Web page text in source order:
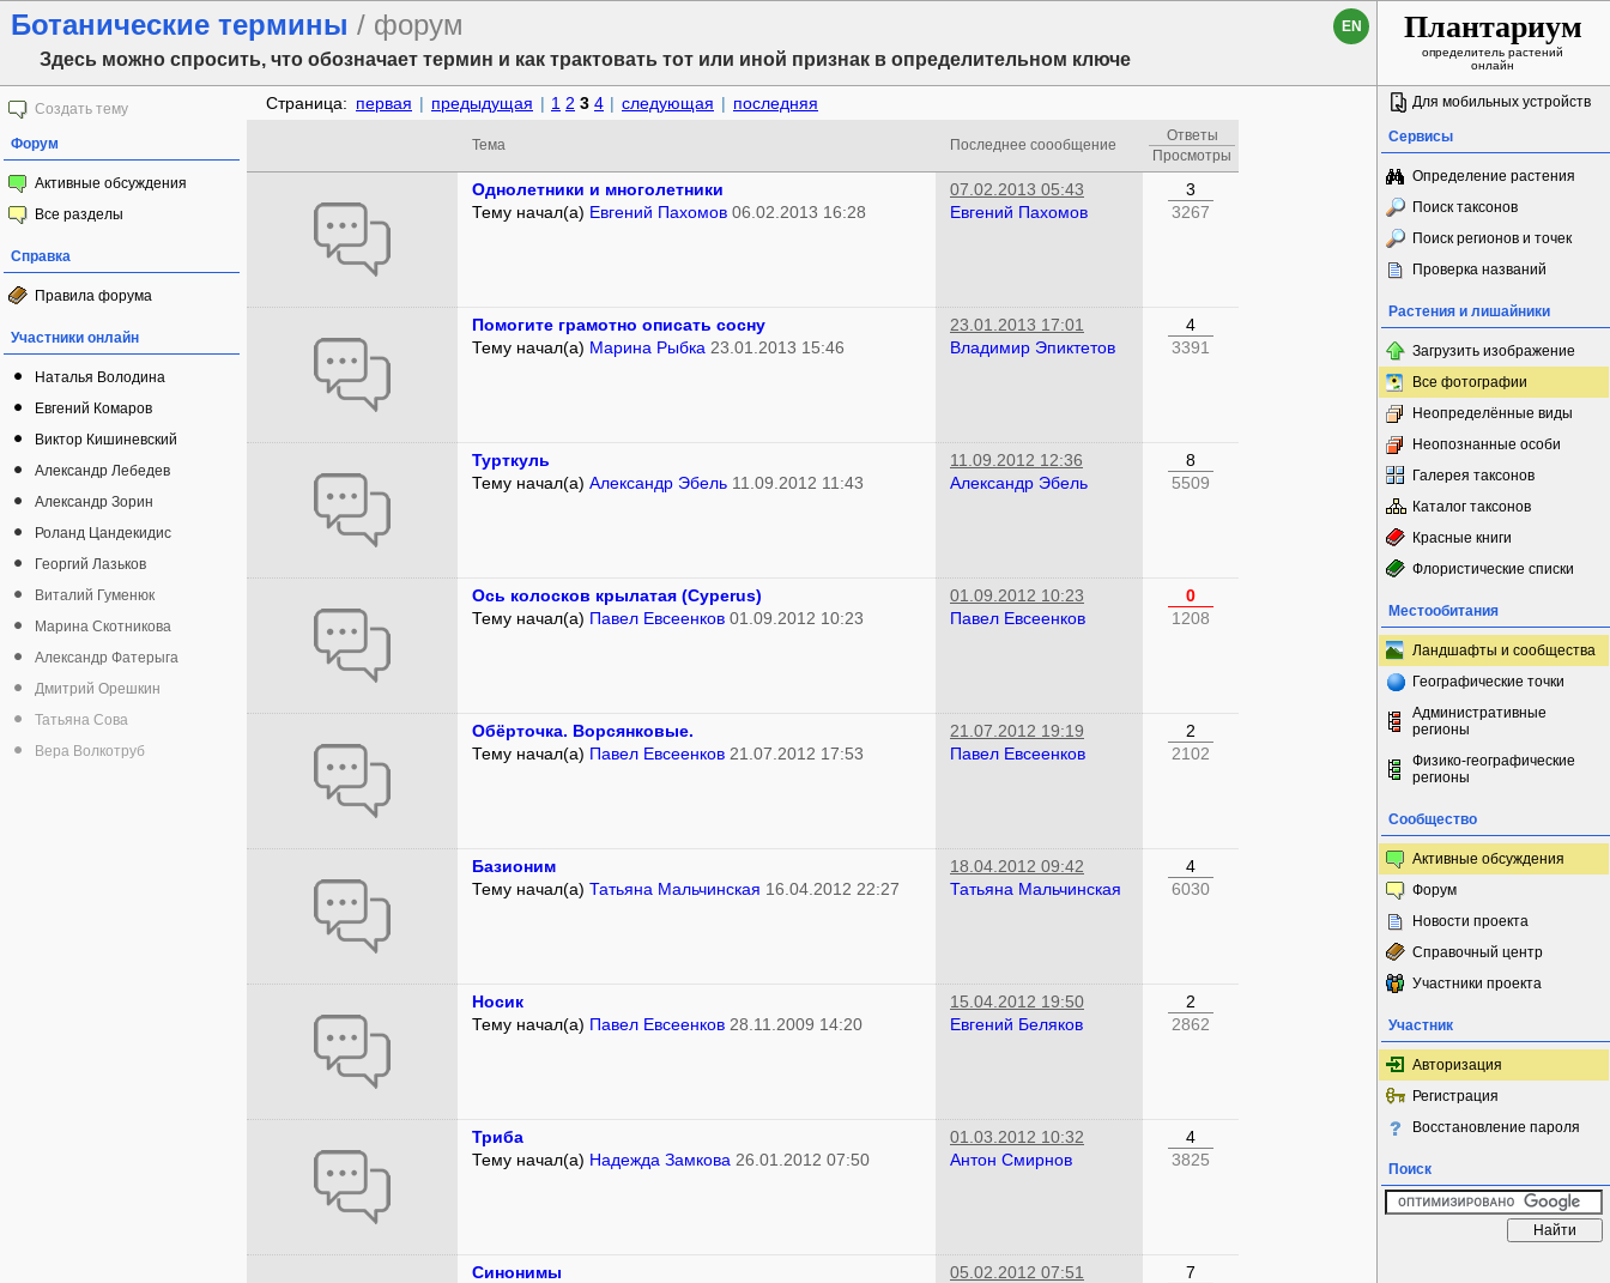
Ботанические термины / форум
Здесь можно спросить, что обозначает термин и как трактовать тот или иной признак в определительном ключе
EN Плантариум
определитель растений
онлайн
Создать тему
Форум
Активные обсуждения
Все разделы
Справка
Правила форума
Участники онлайн
Наталья Володина
Евгений Комаров
Виктор Кишиневский
Александр Лебедев
Александр Зорин
Роланд Цандекидис
Георгий Лазьков
Виталий Гуменюк
Марина Скотникова
Александр Фатерыга
Дмитрий Орешкин
Татьяна Сова
Вера Волкотруб
Страница: первая | предыдущая | 1 2 3 4 | следующая | последняя
Тема Последнее соообщение
Ответы
Просмотры
Однолетники и многолетники
Тему начал(а) Евгений Пахомов 06.02.2013 16:28
07.02.2013 05:43
Евгений Пахомов
3
3267
Помогите грамотно описать сосну
Тему начал(а) Марина Рыбка 23.01.2013 15:46
23.01.2013 17:01
Владимир Эпиктетов
4
3391
Турткуль
Тему начал(а) Александр Эбель 11.09.2012 11:43
11.09.2012 12:36
Александр Эбель
8
5509
Ось колосков крылатая (Cyperus)
Тему начал(а) Павел Евсеенков 01.09.2012 10:23
01.09.2012 10:23
Павел Евсеенков
0
1208
Обёрточка. Ворсянковые.
Тему начал(а) Павел Евсеенков 21.07.2012 17:53
21.07.2012 19:19
Павел Евсеенков
2
2102
Базионим
Тему начал(а) Татьяна Мальчинская 16.04.2012 22:27
18.04.2012 09:42
Татьяна Мальчинская
4
6030
Носик
Тему начал(а) Павел Евсеенков 28.11.2009 14:20
15.04.2012 19:50
Евгений Беляков
2
2862
Триба
Тему начал(а) Надежда Замкова 26.01.2012 07:50
01.03.2012 10:32
Антон Смирнов
4
3825
Синонимы
05.02.2012 07:51
7
Для мобильных устройств
Сервисы
Определение растения
Поиск таксонов
Поиск регионов и точек
Проверка названий
Растения и лишайники
Загрузить изображение
Все фотографии
Неопределённые виды
Неопознанные особи
Галерея таксонов
Каталог таксонов
Красные книги
Флористические списки
Местообитания
Ландшафты и сообщества
Географические точки
Административные
регионы
Физико-географические
регионы
Сообщество
Активные обсуждения
Форум
Новости проекта
Справочный центр
Участники проекта
Участник
Авторизация
Регистрация
Восстановление пароля
Поиск